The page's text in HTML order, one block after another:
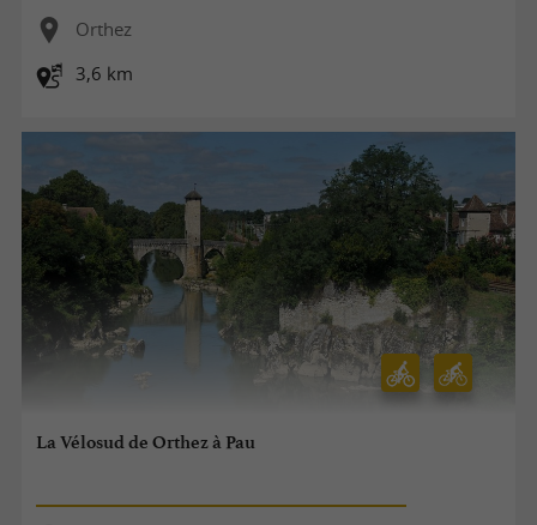
Orthez
3,6 km
La Vélosud de Orthez à Pau